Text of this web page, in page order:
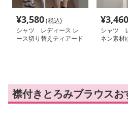
¥3,580(税込)
シャツ レディース レ
ース切り替えティアード
¥3,460
シャツ
ネン素材
襟付きとろみブラウスお